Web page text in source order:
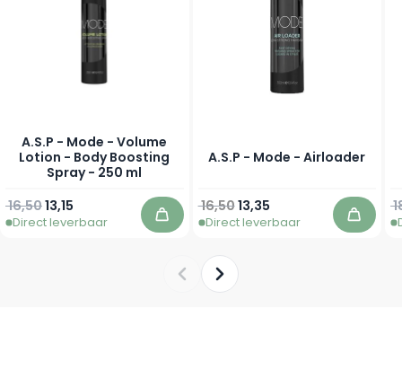
A.S.P - Mode - Volume
Lotion - Body Boosting
Spray - 250 ml
Speciale prijs
13,15
Normale prijs
16,50
Direct leverbaar In winkelwagen
A.S.P - Mode - Airloader
Vanaf
13,35
Normale prijs
16,50
Direct leverbaar In